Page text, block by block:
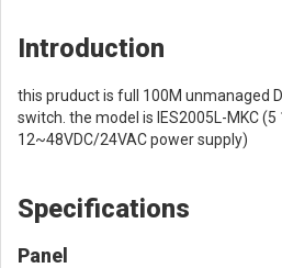
Introduction
this pruduct is full 100M unmanaged
switch. the model is IES2005L-MKC
12~48VDC/24VAC power supply)
Specifications
Panel